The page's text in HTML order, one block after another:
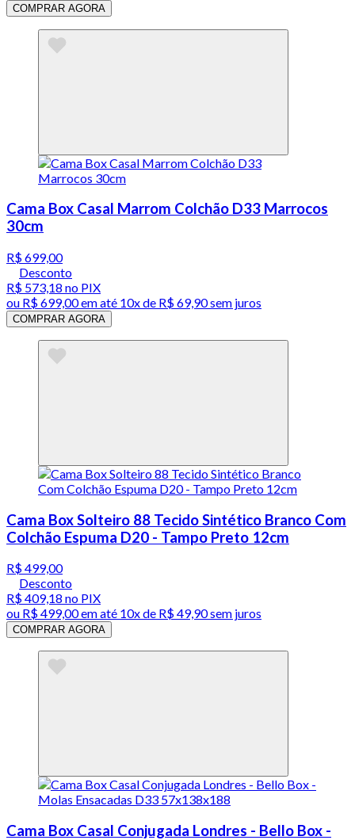
COMPRAR AGORA
Cama Box Casal Marrom Colchão D33 Marrocos
30cm
R$ 699,00
Desconto
R$ 573,18 no PIX
ou R$ 699,00em até 10x de R$ 69,90 sem juros
COMPRAR AGORA
Cama Box Solteiro 88 Tecido Sintético Branco Com
Colchão Espuma D20 - Tampo Preto 12cm
R$ 499,00
Desconto
R$ 409,18 no PIX
ou R$ 499,00em até 10x de R$ 49,90 sem juros
COMPRAR AGORA
Cama Box Casal Conjugada Londres - Bello Box -